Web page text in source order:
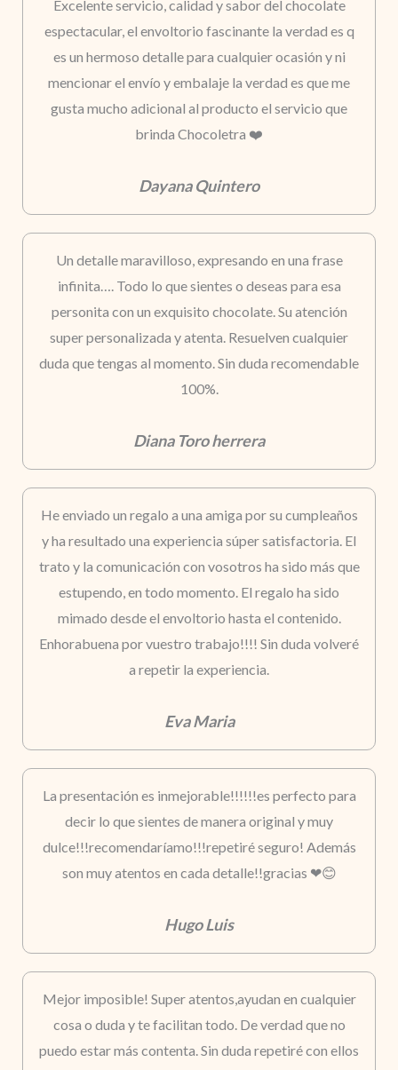
Excelente servicio, calidad y sabor del chocolate
espectacular, el envoltorio fascinante la verdad es q
es un hermoso detalle para cualquier ocasión y ni
mencionar el envío y embalaje la verdad es que me
gusta mucho adicional al producto el servicio que
brinda Chocoletra ❤️
Dayana Quintero
Un detalle maravilloso, expresando en una frase
infinita…. Todo lo que sientes o deseas para esa
personita con un exquisito chocolate. Su atención
super personalizada y atenta. Resuelven cualquier
duda que tengas al momento. Sin duda recomendable
100%.
Diana Toro herrera
He enviado un regalo a una amiga por su cumpleaños
y ha resultado una experiencia súper satisfactoria. El
trato y la comunicación con vosotros ha sido más que
estupendo, en todo momento. El regalo ha sido
mimado desde el envoltorio hasta el contenido.
Enhorabuena por vuestro trabajo!!!! Sin duda volveré
a repetir la experiencia.
Eva Maria
La presentación es inmejorable!!!!!!es perfecto para
decir lo que sientes de manera original y muy
dulce!!!recomendaríamo!!!repetiré seguro! Además
son muy atentos en cada detalle!!gracias ❤😊
Hugo Luis
Mejor imposible! Super atentos,ayudan en cualquier
cosa o duda y te facilitan todo. De verdad que no
puedo estar más contenta. Sin duda repetiré con ellos